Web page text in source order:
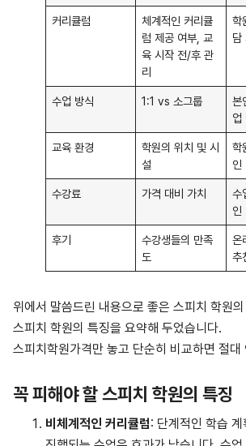
커리큘럼
체계적인 커리큘
럼 제공 여부, 교
육 시작 전/후 관
리
학
담
수업 방식 1:1 vs 소그룹
본
업
교육 환경
학원의 위치 및 시
설
학
인
수강료 가격 대비 가치
수
인
후기
수강생들의 만족
도
온
추
위에서 말씀드린 내용으로 좋은 스피치 학원
스피치 학원의 특징을 요약해 두었습니다.
스피치학원가격만 놓고 단순히 비교하면 절대
꼭 피해야 할 스피치 학원의 특징
비체계적인 커리큘럼: 단계적인 학습